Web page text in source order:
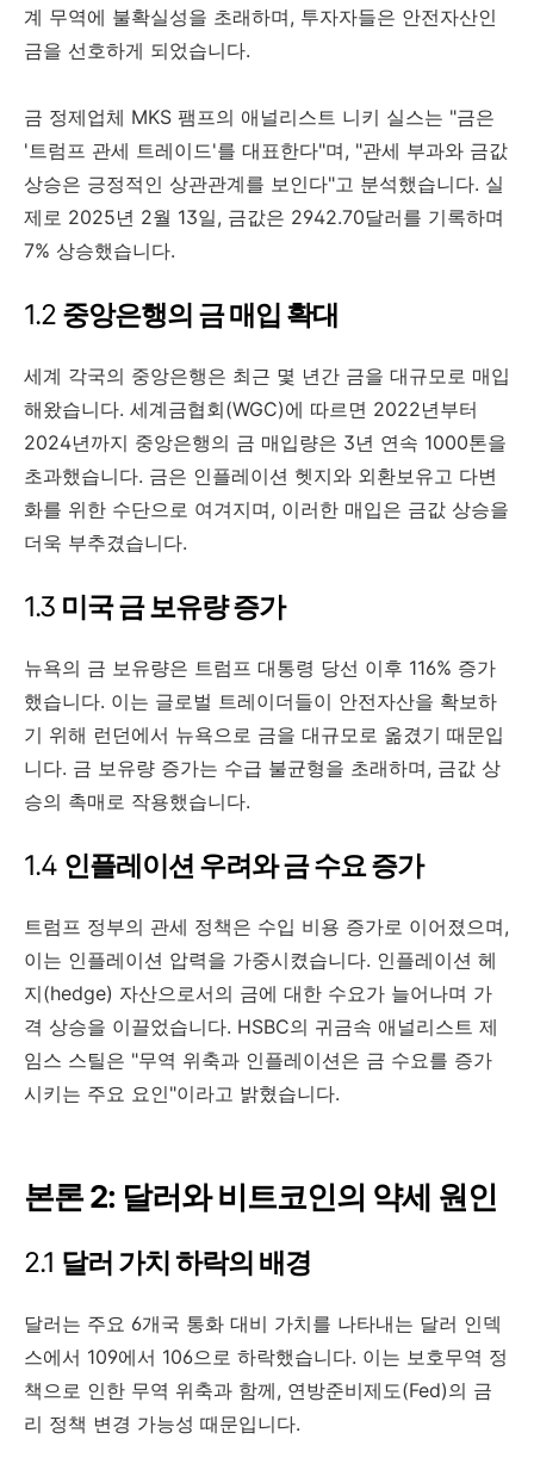
계 무역에 불확실성을 초래하며, 투자자들은 안전자산인
금을 선호하게 되었습니다.
금 정제업체 MKS 팸프의 애널리스트 니키 실스는 "금은
'트럼프 관세 트레이드'를 대표한다"며, "관세 부과와 금값
상승은 긍정적인 상관관계를 보인다"고 분석했습니다. 실
제로 2025년 2월 13일, 금값은 2942.70달러를 기록하며
7% 상승했습니다.
1.2 중앙은행의 금 매입 확대
세계 각국의 중앙은행은 최근 몇 년간 금을 대규모로 매입
해왔습니다. 세계금협회(WGC)에 따르면 2022년부터
2024년까지 중앙은행의 금 매입량은 3년 연속 1000톤을
초과했습니다. 금은 인플레이션 헷지와 외환보유고 다변
화를 위한 수단으로 여겨지며, 이러한 매입은 금값 상승을
더욱 부추겼습니다.
1.3 미국 금 보유량 증가
뉴욕의 금 보유량은 트럼프 대통령 당선 이후 116% 증가
했습니다. 이는 글로벌 트레이더들이 안전자산을 확보하
기 위해 런던에서 뉴욕으로 금을 대규모로 옮겼기 때문입
니다. 금 보유량 증가는 수급 불균형을 초래하며, 금값 상
승의 촉매로 작용했습니다.
1.4 인플레이션 우려와 금 수요 증가
트럼프 정부의 관세 정책은 수입 비용 증가로 이어졌으며,
이는 인플레이션 압력을 가중시켰습니다. 인플레이션 헤
지(hedge) 자산으로서의 금에 대한 수요가 늘어나며 가
격 상승을 이끌었습니다. HSBC의 귀금속 애널리스트 제
임스 스틸은 "무역 위축과 인플레이션은 금 수요를 증가
시키는 주요 요인"이라고 밝혔습니다.
본론 2: 달러와 비트코인의 약세 원인
2.1 달러 가치 하락의 배경
달러는 주요 6개국 통화 대비 가치를 나타내는 달러 인덱
스에서 109에서 106으로 하락했습니다. 이는 보호무역 정
책으로 인한 무역 위축과 함께, 연방준비제도(Fed)의 금
리 정책 변경 가능성 때문입니다.